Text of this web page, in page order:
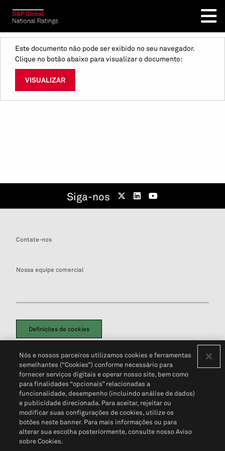
Este documento não pode ser exibido no seu navegador.
Clique no botão abaixo para visualizar o documento:
VISUALIZAR
Siga-nos
Contate-nos
Nossa equipe comercial
Definições de cookies
Política de PrivacidadePortal de privacidade do cliente (em inglês)
Não Venda Minhas Informações Pessoais© 2026 S&P Global
Nós e nossos parceiros utilizamos cookies e ferramentas
semelhantes (“Cookies”) conforme necessário para
fornecer serviços digitais e operar nosso site, bem como
para finalidades “opcionais” relacionadas a
funcionalidade, desempenho (incluindo análise de dados)
e publicidade direcionada. Para aceitar, rejeitar ou
modificar suas configurações de cookies, utilize os
botões neste banner. Para mais informações ou para
alterar sua escolha posteriormente, consulte nosso Aviso
sobre Cookies.